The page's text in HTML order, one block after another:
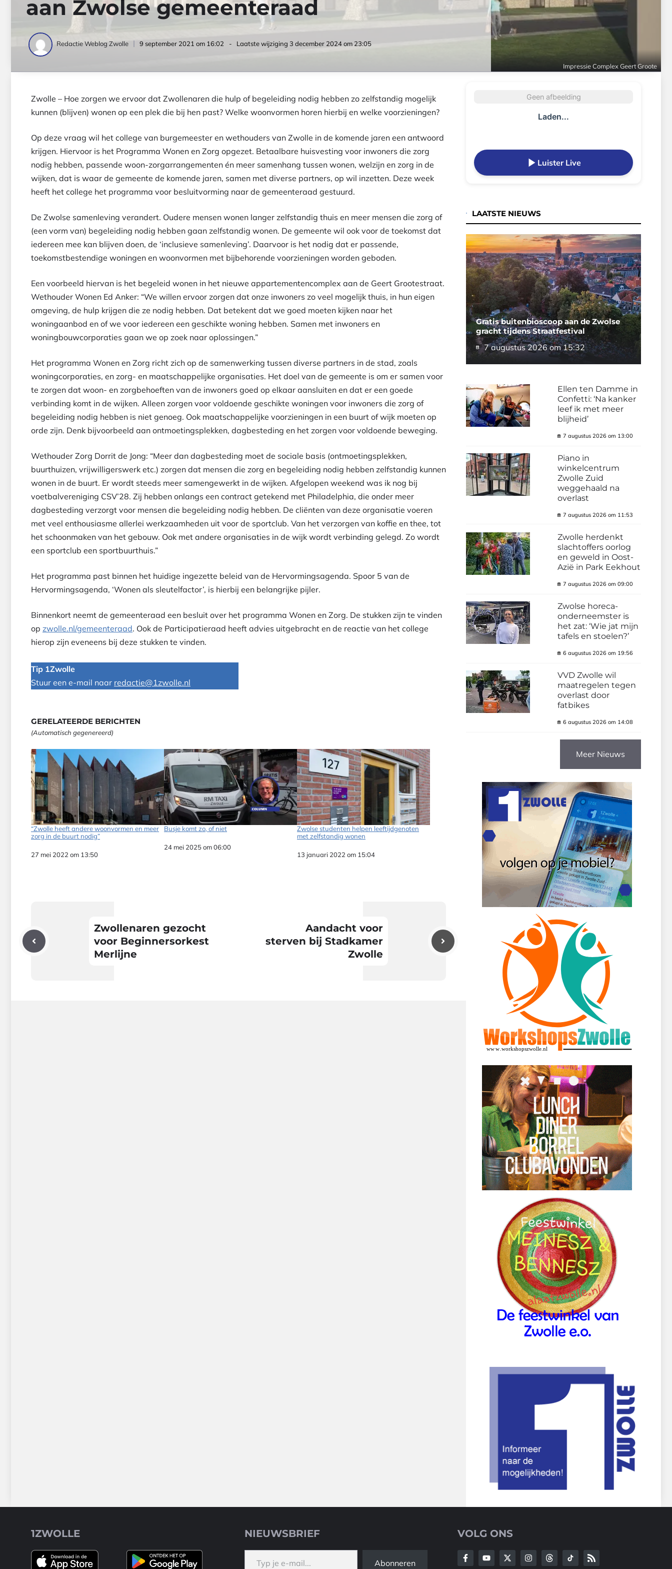
aan Zwolse gemeenteraad
Redactie Weblog Zwolle 9 september 2021 om 16:02 - Laatste wijziging 3 december 2024 om 23:05
Impressie Complex Geert Groote
Zwolle – Hoe zorgen we ervoor dat Zwollenaren die hulp of begeleiding nodig hebben zo zelfstandig mogelijk
kunnen (blijven) wonen op een plek die bij hen past? Welke woonvormen horen hierbij en welke voorzieningen?
Op deze vraag wil het college van burgemeester en wethouders van Zwolle in de komende jaren een antwoord
krijgen. Hiervoor is het Programma Wonen en Zorg opgezet. Betaalbare huisvesting voor inwoners die zorg
nodig hebben, passende woon-zorgarrangementen én meer samenhang tussen wonen, welzijn en zorg in de
wijken, dat is waar de gemeente de komende jaren, samen met diverse partners, op wil inzetten. Deze week
heeft het college het programma voor besluitvorming naar de gemeenteraad gestuurd.
De Zwolse samenleving verandert. Oudere mensen wonen langer zelfstandig thuis en meer mensen die zorg of
(een vorm van) begeleiding nodig hebben gaan zelfstandig wonen. De gemeente wil ook voor de toekomst dat
iedereen mee kan blijven doen, de ‘inclusieve samenleving’. Daarvoor is het nodig dat er passende,
toekomstbestendige woningen en woonvormen met bijbehorende voorzieningen worden geboden.
Een voorbeeld hiervan is het begeleid wonen in het nieuwe appartementencomplex aan de Geert Grootestraat.
Wethouder Wonen Ed Anker: “We willen ervoor zorgen dat onze inwoners zo veel mogelijk thuis, in hun eigen
omgeving, de hulp krijgen die ze nodig hebben. Dat betekent dat we goed moeten kijken naar het
woningaanbod en of we voor iedereen een geschikte woning hebben. Samen met inwoners en
woningbouwcorporaties gaan we op zoek naar oplossingen.”
Het programma Wonen en Zorg richt zich op de samenwerking tussen diverse partners in de stad, zoals
woningcorporaties, en zorg- en maatschappelijke organisaties. Het doel van de gemeente is om er samen voor
te zorgen dat woon- en zorgbehoeften van de inwoners goed op elkaar aansluiten en dat er een goede
verbinding komt in de wijken. Alleen zorgen voor voldoende geschikte woningen voor inwoners die zorg of
begeleiding nodig hebben is niet genoeg. Ook maatschappelijke voorzieningen in een buurt of wijk moeten op
orde zijn. Denk bijvoorbeeld aan ontmoetingsplekken, dagbesteding en het zorgen voor voldoende beweging.
Wethouder Zorg Dorrit de Jong: “Meer dan dagbesteding moet de sociale basis (ontmoetingsplekken,
buurthuizen, vrijwilligerswerk etc.) zorgen dat mensen die zorg en begeleiding nodig hebben zelfstandig kunnen
wonen in de buurt. Er wordt steeds meer samengewerkt in de wijken. Afgelopen weekend was ik nog bij
voetbalvereniging CSV’28. Zij hebben onlangs een contract getekend met Philadelphia, die onder meer
dagbesteding verzorgt voor mensen die begeleiding nodig hebben. De cliënten van deze organisatie voeren
met veel enthousiasme allerlei werkzaamheden uit voor de sportclub. Van het verzorgen van koffie en thee, tot
het schoonmaken van het gebouw. Ook met andere organisaties in de wijk wordt verbinding gelegd. Zo wordt
een sportclub een sportbuurthuis.”
Het programma past binnen het huidige ingezette beleid van de Hervormingsagenda. Spoor 5 van de
Hervormingsagenda, ‘Wonen als sleutelfactor’, is hierbij een belangrijke pijler.
Binnenkort neemt de gemeenteraad een besluit over het programma Wonen en Zorg. De stukken zijn te vinden
op zwolle.nl/gemeenteraad. Ook de Participatieraad heeft advies uitgebracht en de reactie van het college
hierop zijn eveneens bij deze stukken te vinden.
Tip 1Zwolle
Stuur een e-mail naar redactie@1zwolle.nl
GERELATEERDE BERICHTEN
(Automatisch gegenereerd)
“Zwolle heeft andere woonvormen en meer
zorg in de buurt nodig”
Datum
27 mei 2022 om 13:50
Busje komt zo, of niet
Datum
24 mei 2025 om 06:00
Zwolse studenten helpen leeftijdgenoten
met zelfstandig wonen
Datum
13 januari 2022 om 15:04
Zwollenaren gezocht
voor Beginnersorkest
Merlijne
Aandacht voor
sterven bij Stadkamer
Zwolle
Geen afbeelding
Laden...
Luister Live
LAATSTE NIEUWS
Gratis buitenbioscoop aan de Zwolse
gracht tijdens Straatfestival
7 augustus 2026 om 15:32
Ellen ten Damme in
Confetti: ‘Na kanker
leef ik met meer
blijheid’
7 augustus 2026 om 13:00
Piano in
winkelcentrum
Zwolle Zuid
weggehaald na
overlast
7 augustus 2026 om 11:53
Zwolle herdenkt
slachtoffers oorlog
en geweld in Oost-
Azië in Park Eekhout
7 augustus 2026 om 09:00
Zwolse horeca-
onderneemster is
het zat: ‘Wie jat mijn
tafels en stoelen?’
6 augustus 2026 om 19:56
VVD Zwolle wil
maatregelen tegen
overlast door
fatbikes
6 augustus 2026 om 14:08
Meer Nieuws
1ZWOLLE NIEUWSBRIEF
Typ je e-mail...
Abonneren
VOLG ONS